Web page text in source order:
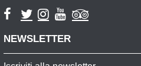
NEWSLETTER